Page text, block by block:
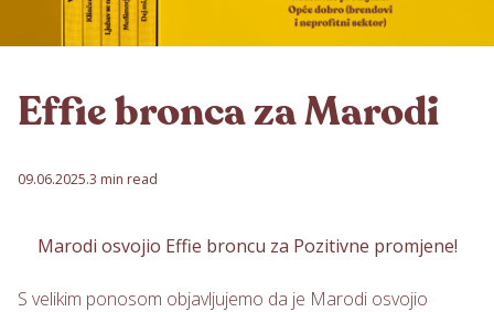
Effie bronca za Marodi
09.06.2025.3 min read
Marodi osvojio Effie broncu za Pozitivne promjene!
S velikim ponosom objavljujemo da je Marodi osvojio